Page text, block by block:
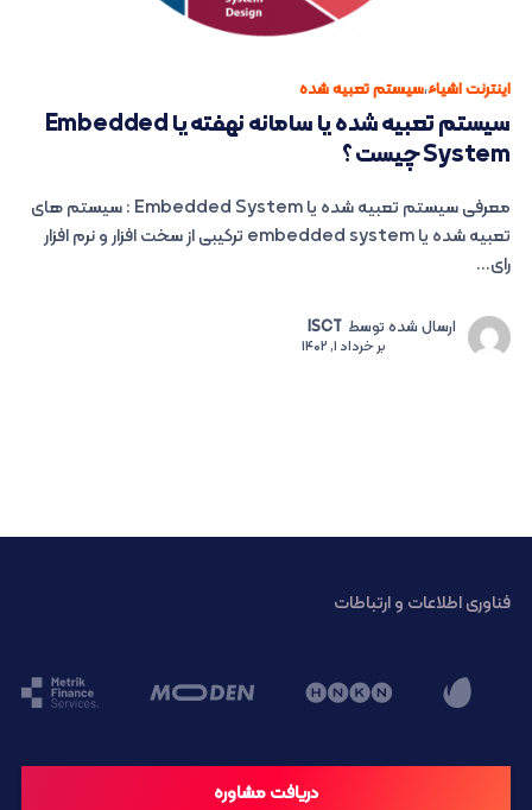
اینترنت اشیاء،سیستم تعبیه شده
سیستم تعبیه شده یا سامانه نهفته یا Embedded
System چیست ؟
معرفی سیستم تعبیه شده یا Embedded System : سیستم های
تعبیه شده یا embedded system ترکیبی از سخت افزار و نرم افزار
رای...
ارسال شده توسط ISCT
برخرداد 1, 1402
فناوری اطلاعات و ارتباطات
دریافت مشاوره